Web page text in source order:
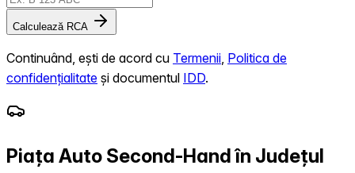
Calculează RCA
Continuând, ești de acord cu Termenii Politica de
confidențialitate și documentul IDD.
Piața Auto Second-Hand în Județul